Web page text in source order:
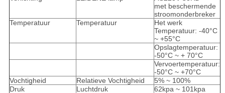
met beschermende
stroomonderbreker
Temperatuur
Temperatuur
Het werk
Temperatuur: -40°C
~ +55°C
Opslagtemperatuur:
-50°C ~ + 70°C
Vervoertemperatuur:
-50°C ~ +70°C
Vochtigheid
Relatieve Vochtigheid
5% ~ 100%
Druk
Luchtdruk
62kpa ~ 101kpa